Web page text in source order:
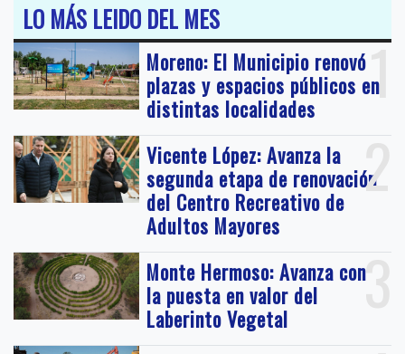
LO MÁS LEIDO DEL MES
1
Moreno: El Municipio renovó
plazas y espacios públicos en
distintas localidades
2
Vicente López: Avanza la
segunda etapa de renovación
del Centro Recreativo de
Adultos Mayores
3
Monte Hermoso: Avanza con
la puesta en valor del
Laberinto Vegetal